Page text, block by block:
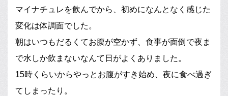
マイナチュレを飲んでから、初めになんとなく感じた
変化は体調面でした。
朝はいつもだるくてお腹が空かず、食事が面倒で夜ま
で水しか飲まないなんて日がよくありました。
15時くらいからやっとお腹がすき始め、夜に食べ過ぎ
てしまったり。